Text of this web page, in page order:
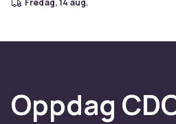
Oppdag